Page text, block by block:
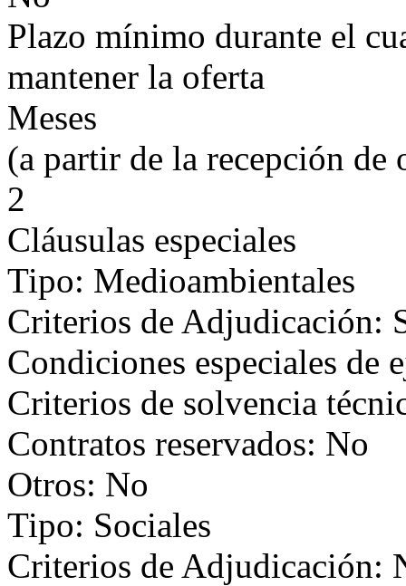
Plazo mínimo durante el
mantener la oferta
Meses
(a partir de la recepción de
2
Cláusulas especiales
Tipo: Medioambientales
Criterios de Adjudicación:
Condiciones especiales de
Criterios de solvencia
Contratos reservados: No
Otros: No
Tipo: Sociales
Criterios de Adjudicación: